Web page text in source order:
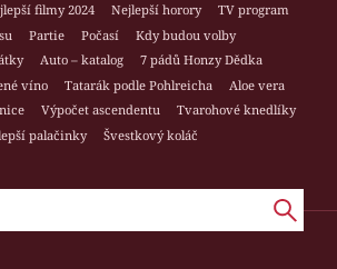
filmy 2024 Nejlepší horory
TV program
Partie Počasí
Kdy budou volby
Auto – katalog
7 pádů Honzy Dědka
víno Tatarák podle Pohlreicha
Aloe vera
Výpočet ascendentu
Tvarohové knedlíky
palačinky
Švestkový koláč